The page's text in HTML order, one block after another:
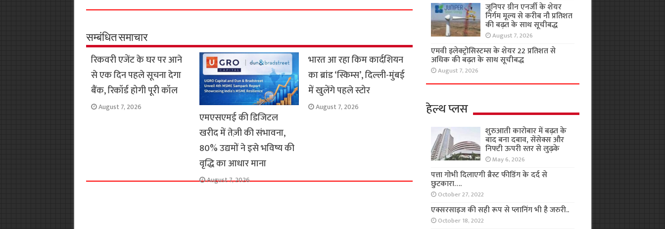
e
o
o
k
t
A
p
p
t
r
e
a
m
i
y
n
r
सम्बंधित समाचार
रिकवरी एजेंट के घर पर आने
से एक दिन पहले सूचना देगा
बैंक, रिकॉर्ड होगी पूरी कॉल
August 7, 2026
एमएसएमई की डिजिटल
खरीद में तेज़ी की संभावना,
80% उद्यमों ने इसे भविष्य की
वृद्धि का आधार माना
August 7, 2026
भारत आ रहा किम कार्दशियन
का ब्रांड ‘स्किम्स’, दिल्ली-मुंबई
में खुलेंगे पहले स्टोर
August 7, 2026
जूनिपर ग्रीन एनर्जी के शेयर
निर्गम मूल्य से करीब नौ प्रतिशत
की बढ़त के साथ सूचीबद्ध
August 7, 2026
एमवी इलेक्ट्रोसिस्टम्स के शेयर 22 प्रतिशत से
अधिक की बढ़त के साथ सूचीबद्ध
August 7, 2026
हेल्थ प्लस
शुरुआती कारोबार में बढ़त के
बाद बना दबाव, सेंसेक्स और
निफ्टी ऊपरी स्तर से लुढ़के
May 6, 2026
पत्ता गोभी दिलाएगी ब्रैस्ट फीडिंग के दर्द से
छुटकारा….
October 27, 2022
एक्सरसाइज की सही रूप से प्लानिंग भी है जरुरी..
October 18, 2022